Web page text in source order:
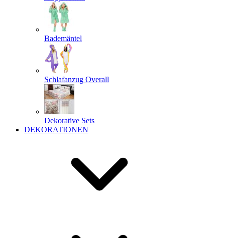
Bademäntel
Schlafanzug Overall
Dekorative Sets
DEKORATIONEN